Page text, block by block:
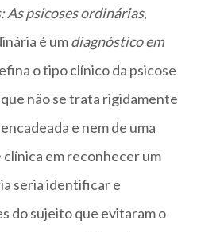
As psicoses ordinárias,
é umdiagnóstico em
o tipo clínico da psicose
não se trata rigidamente
e nem de uma
em reconhecer um
seria identificar e
do sujeito que evitaram o